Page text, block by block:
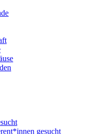
gesucht